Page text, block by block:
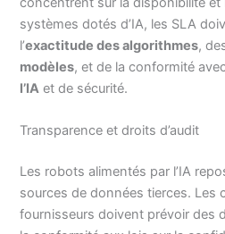
systèmes dotés d’IA, les SLA
l’exactitude des algorithmes,
modèles, et de la conformité
l’IA et de sécurité.
Transparence et droits d’audit
Les robots alimentés par l’IA
sources de données tierces. Les
fournisseurs doivent prévoir des